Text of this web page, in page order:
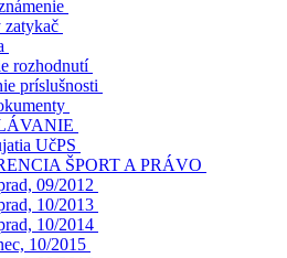
zatykač
rozhodnutí
príslušnosti
UčPS
ŠPORT A PRÁVO
09/2012
10/2013
10/2014
10/2015